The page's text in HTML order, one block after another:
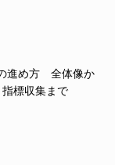
進め方 全体像か
標収集まで